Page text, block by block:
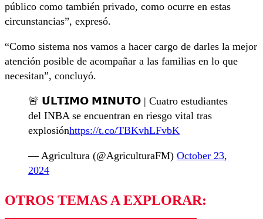
público como también privado, como ocurre en estas
circunstancias”, expresó.
“Como sistema nos vamos a hacer cargo de darles la mejor
atención posible de acompañar a las familias en lo que
necesitan”, concluyó.
🚨 𝗨́𝗟𝗧𝗜𝗠𝗢 𝗠𝗜𝗡𝗨𝗧𝗢 | Cuatro estudiantes
del INBA se encuentran en riesgo vital tras
explosiónhttps://t.co/TBKvhLFvbK
— Agricultura (@AgriculturaFM) October 23,
2024
OTROS TEMAS A EXPLORAR: